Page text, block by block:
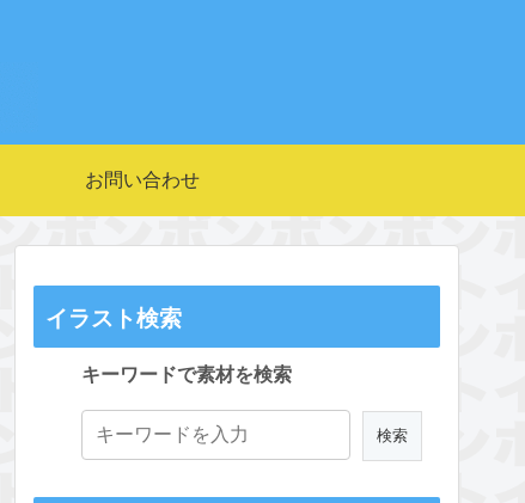
お問い合わせ
イラスト検索
キーワードで素材を検索